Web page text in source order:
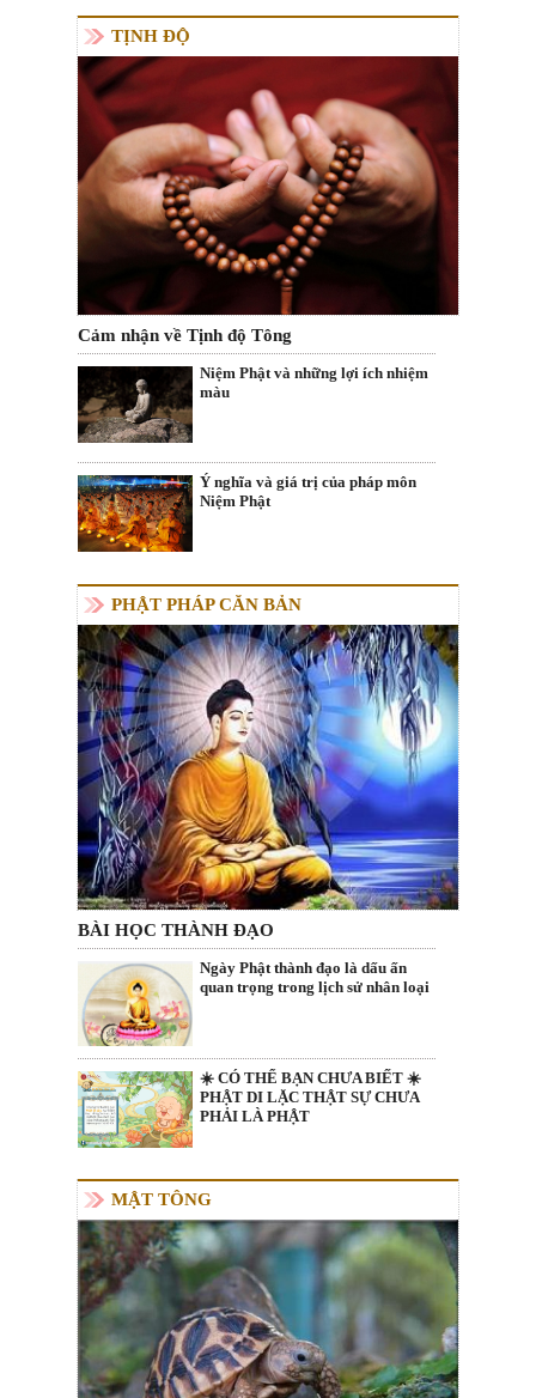
TỊNH ĐỘ
Cảm nhận về Tịnh độ Tông
Niệm Phật và những lợi ích nhiệm
màu
Ý nghĩa và giá trị của pháp môn
Niệm Phật
PHẬT PHÁP CĂN BẢN
BÀI HỌC THÀNH ĐẠO
Ngày Phật thành đạo là dấu ấn
quan trọng trong lịch sử nhân loại
☀️ CÓ THỂ BẠN CHƯA BIẾT ☀️
PHẬT DI LẶC THẬT SỰ CHƯA
PHẢI LÀ PHẬT
MẬT TÔNG